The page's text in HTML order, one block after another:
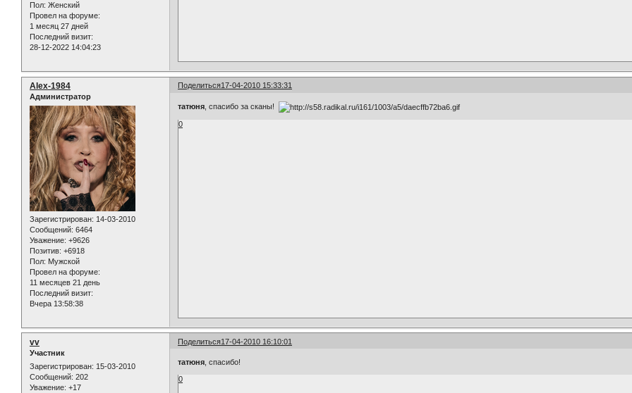
Пол: Женский
Провел на форуме:
1 месяц 27 дней
Последний визит:
28-12-2022 14:04:23
Поделиться17-04-2010 15:33:31
Alex-1984
Администратор
Зарегистрирован: 14-03-2010
Сообщений: 6464
Уважение: +9626
Позитив: +6918
Пол: Мужской
Провел на форуме:
11 месяцев 21 день
Последний визит:
Вчера 13:58:38
татюня , спасибо за сканы!
0
Поделиться17-04-2010 16:10:01
vv
Участник
Зарегистрирован: 15-03-2010
Сообщений: 202
Уважение: +17
татюня , спасибо!
0